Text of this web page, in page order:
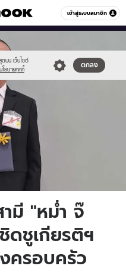
เข้าสู่ระบบสมาชิก
หมวดอื่นๆ
ดบน เว็บไซต์
นโยบายคุกกี้
ตกลง
mj01.jpg
มี "หม่ำ จ๊
ดชูเกียรติฯ
ครอบครัว